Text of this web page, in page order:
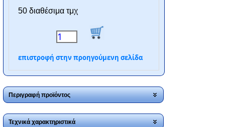
50 διαθέσιμα τμχ
επιστροφή στην προηγούμενη σελίδα
Περιγραφή προϊόντος
Τεχνικά χαρακτηριστικά